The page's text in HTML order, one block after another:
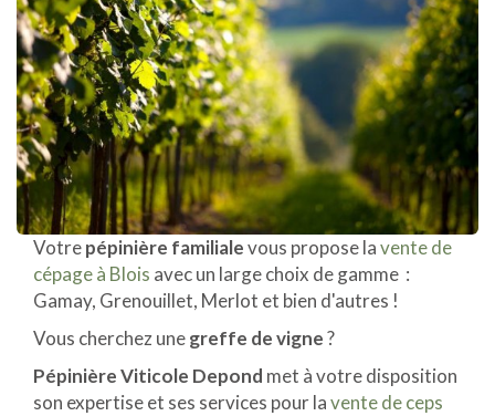
Votrepépinière familialevous propose lavente de
cépage à Blois avec un large choix de gamme :
Gamay, Grenouillet, Merlot et bien d'autres !
Vous cherchez unegreffe de vigne?
Pépinière Viticole Depond met à votre disposition
son expertise et ses services pour lavente de ceps